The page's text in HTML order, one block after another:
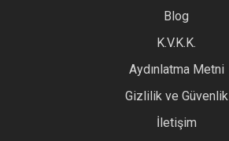
Blog
K.V.K.K.
Aydınlatma Metni
Gizlilik ve Güvenlik
İletişim